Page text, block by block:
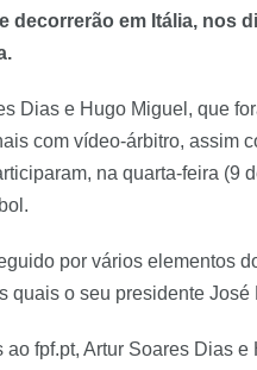
decorrerão em Itália, nos
Dias e Hugo Miguel, que
com vídeo-árbitro, assim
na quarta-feira (9
por vários elementos
quais o seu presidente José
ao fpf.pt, Artur Soares Dias